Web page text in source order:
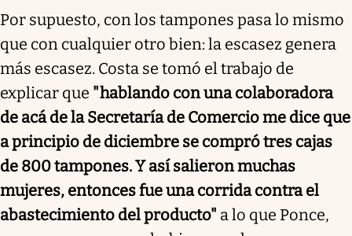
Por supuesto, con los tampones pasa lo mismo
que con cualquier otro bien: la escasez genera
más escasez. Costa se tomó el trabajo de
explicar que "hablando con una colaboradora
de acá de la Secretaría de Comercio me dice que
a principio de diciembre se compró tres cajas
de 800 tampones. Y así salieron muchas
mujeres, entonces fue una corrida contra el
abastecimiento del producto" a lo que Ponce,